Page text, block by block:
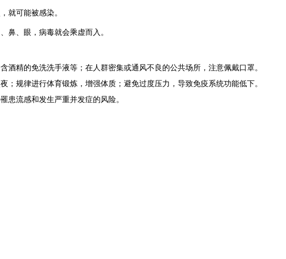
就可能被感染。
鼻、眼，病毒就会乘虚而入。
精的免洗洗手液等；在人群密集或通风不良的公共场所，注意佩戴口罩。
规律进行体育锻炼，增强体质；避免过度压力，导致免疫系统功能低下。
患流感和发生严重并发症的风险。